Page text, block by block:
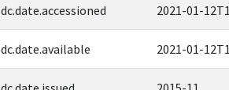
dc.date.accessioned 2021-01-
dc.date.available 2021-01-